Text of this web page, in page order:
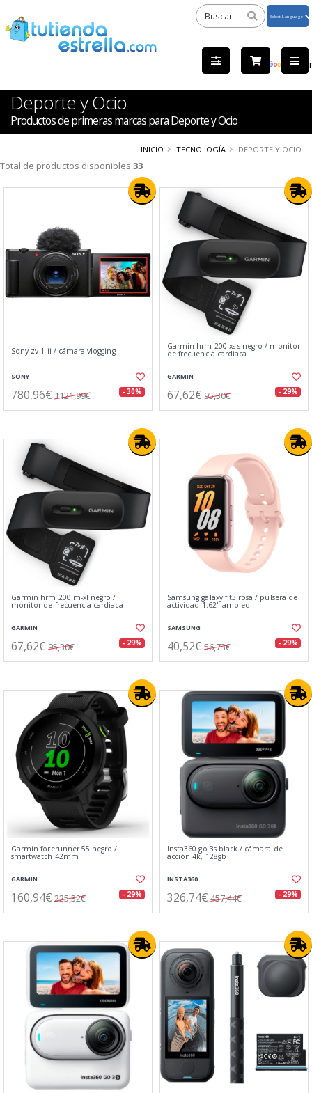
by
Deporte y Ocio
Productos de primeras marcas para Deporte y Ocio
INICIO TECNOLOGÍA DEPORTE Y OCIO
Total de productos disponibles 33
Sony zv-1 ii / cámara vlogging
SONY
780,96€ 1121,99€ - 30%
Garmin hrm 200 xs-s negro / monitor
de frecuencia cardiaca
GARMIN
67,62€ 95,30€ - 29%
Garmin hrm 200 m-xl negro /
monitor de frecuencia cardiaca
GARMIN
67,62€ 95,30€ - 29%
Samsung galaxy fit3 rosa / pulsera de
actividad 1.62" amoled
SAMSUNG
40,52€ 56,73€ - 29%
Garmin forerunner 55 negro /
smartwatch 42mm
GARMIN
160,94€ 225,32€ - 29%
Insta360 go 3s black / cámara de
acción 4k, 128gb
INSTA360
326,74€ 457,44€ - 29%